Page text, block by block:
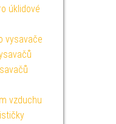
úklidové
vysavače
vzduchu